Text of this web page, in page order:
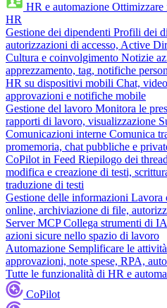
HR e automazione Ottimizzare
HR
Gestione dei dipendenti Profili dei
autorizzazioni di accesso, Active
Cultura e coinvolgimento Notizie
apprezzamento, tag, notifiche
HR su dispositivi mobili Chat,
approvazioni e notifiche mobile
Gestione del lavoro Monitora le
rapporti di lavoro, visualizzazione
Comunicazioni interne Comunica
promemoria, chat pubbliche e
CoPilot in Feed Riepilogo dei
modifica e creazione di testi,
traduzione di testi
Gestione delle informazioni Lavora
online, archiviazione di file,
Server MCP Collega strumenti di
azioni sicure nello spazio di lavoro
Automazione Semplificare le
approvazioni, note spese, RPA,
Tutte le funzionalità di HR e
CoPilot